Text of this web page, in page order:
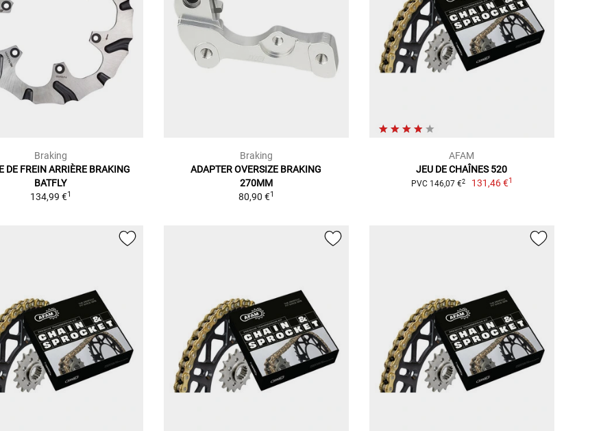
Braking
DE FREIN ARRIÈRE BRAKING
BATFLY
134,99 €1
Braking
ADAPTER OVERSIZE BRAKING
270MM
80,90 €1
AFAM
JEU DE CHAÎNES 520
PVC 146,07 €2 131,46 €1